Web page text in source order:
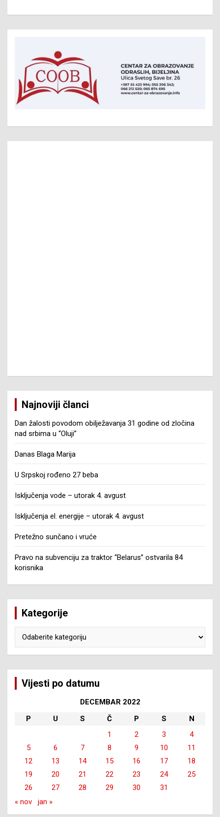
Najnoviji članci
Dan žalosti povodom obilježavanja 31 godine od zločina
nad srbima u “Oluji”
Danas Blaga Marija
U Srpskoj rođeno 27 beba
Isključenja vode – utorak 4. avgust
Isključenja el. energije – utorak 4. avgust
Pretežno sunčano i vruće
Pravo na subvenciju za traktor “Belarus” ostvarila 84
korisnika
Kategorije
Vijesti po datumu
DECEMBAR 2022
P
U S Č P S
N
1
2 3
4
5
6 7 8 9 10
11
12
13 14 15 16 17
18
19
20 21 22 23 24
25
26
27 28 29 30
31
« nov
jan »